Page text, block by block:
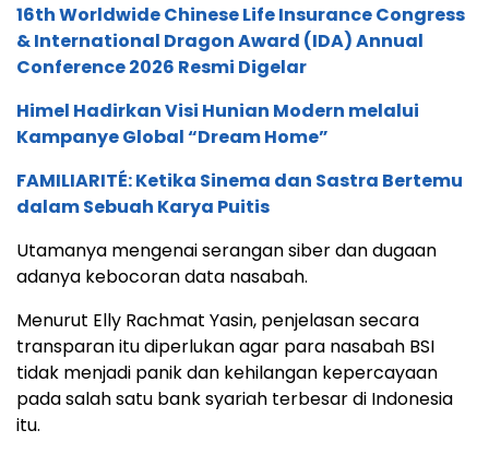
16th Worldwide Chinese Life Insurance Congress
& International Dragon Award (IDA) Annual
Conference 2026 Resmi Digelar
Himel Hadirkan Visi Hunian Modern melalui
Kampanye Global “Dream Home”
FAMILIARITÉ: Ketika Sinema dan Sastra Bertemu
dalam Sebuah Karya Puitis
Utamanya mengenai serangan siber dan dugaan
adanya kebocoran data nasabah.
Menurut Elly Rachmat Yasin, penjelasan secara
transparan itu diperlukan agar para nasabah BSI
tidak menjadi panik dan kehilangan kepercayaan
pada salah satu bank syariah terbesar di Indonesia
itu.